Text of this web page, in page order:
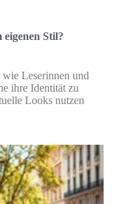
Stil?
Leserinnen und
ihre Identität zu
Looks nutzen